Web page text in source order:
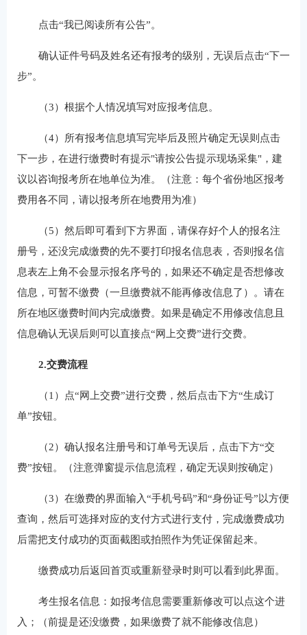
点击“我已阅读所有公告”。
确认证件号码及姓名还有报考的级别，无误后点击“下一
步”。
（3）根据个人情况填写对应报考信息。
（4）所有报考信息填写完毕后及照片确定无误则点击
下一步，在进行缴费时有提示"请按公告提示现场采集"，建
议以咨询报考所在地单位为准。（注意：每个省份地区报考
费用各不同，请以报考所在地费用为准）
（5）然后即可看到下方界面，请保存好个人的报名注
册号，还没完成缴费的先不要打印报名信息表，否则报名信
息表左上角不会显示报名序号的，如果还不确定是否想修改
信息，可暂不缴费（一旦缴费就不能再修改信息了）。请在
所在地区缴费时间内完成缴费。如果是确定不用修改信息且
信息确认无误后则可以直接点“网上交费”进行交费。
2.交费流程
（1）点“网上交费”进行交费，然后点击下方“生成订
单”按钮。
（2）确认报名注册号和订单号无误后，点击下方“交
费”按钮。（注意弹窗提示信息流程，确定无误则按确定）
（3）在缴费的界面输入“手机号码”和“身份证号”以方便
查询，然后可选择对应的支付方式进行支付，完成缴费成功
后需把支付成功的页面截图或拍照作为凭证保留起来。
缴费成功后返回首页或重新登录时则可以看到此界面。
考生报名信息：如报考信息需要重新修改可以点这个进
入；（前提是还没缴费，如果缴费了就不能修改信息）